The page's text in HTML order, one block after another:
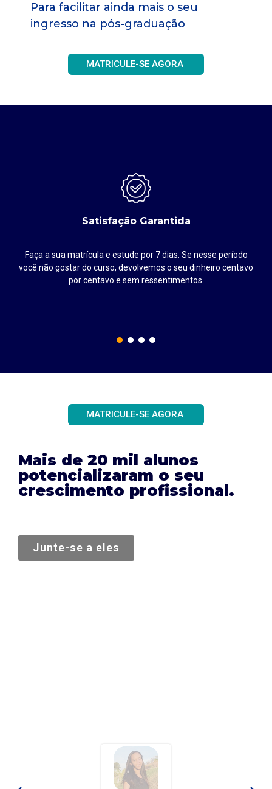
Para facilitar ainda mais o seu
ingresso na pós-graduação
MATRICULE-SE AGORA
Satisfação Garantida
Faça a sua matrícula e estude por 7 dias. Se nesse período
você não gostar do curso, devolvemos o seu dinheiro centavo
por centavo e sem ressentimentos.
MATRICULE-SE AGORA
Mais de 20 mil alunos
potencializaram o seu
crescimento profissional.
Junte-se a eles